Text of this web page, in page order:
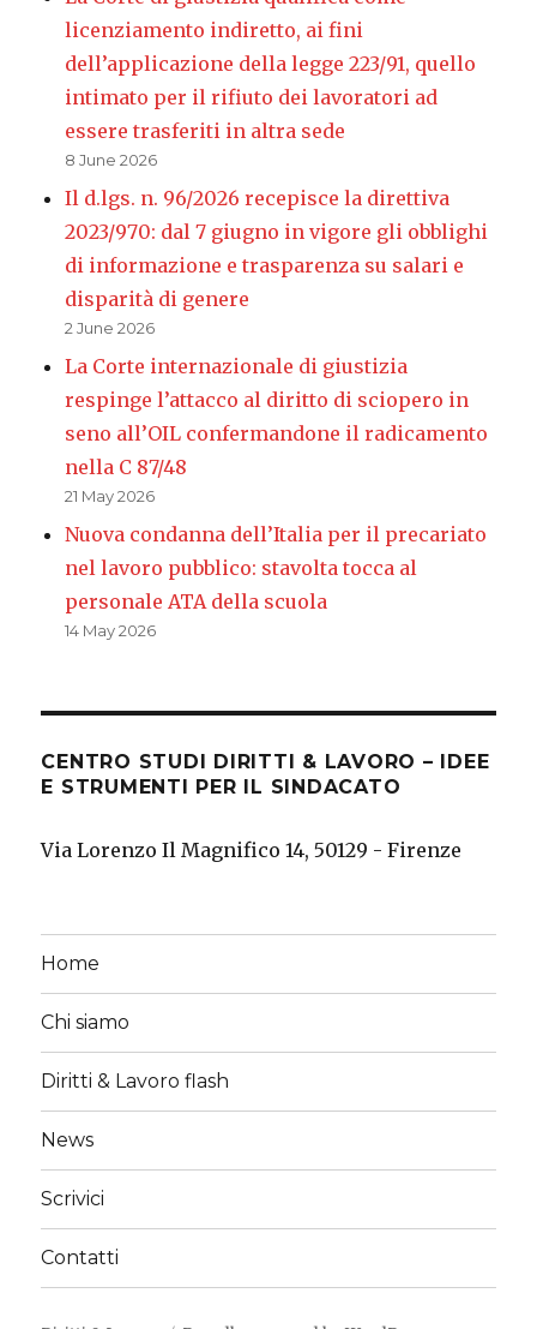
licenziamento indiretto, ai fini
dell’applicazione della legge 223/91, quello
intimato per il rifiuto dei lavoratori ad
essere trasferiti in altra sede
8 June 2026
Il d.lgs. n. 96/2026 recepisce la direttiva
2023/970: dal 7 giugno in vigore gli obblighi
di informazione e trasparenza su salari e
disparità di genere
2 June 2026
La Corte internazionale di giustizia
respinge l’attacco al diritto di sciopero in
seno all’OIL confermandone il radicamento
nella C 87/48
21 May 2026
Nuova condanna dell’Italia per il precariato
nel lavoro pubblico: stavolta tocca al
personale ATA della scuola
14 May 2026
CENTRO STUDI DIRITTI & LAVORO – IDEE
E STRUMENTI PER IL SINDACATO
Via Lorenzo Il Magnifico 14, 50129 - Firenze
Home
Chi siamo
Diritti & Lavoro flash
News
Scrivici
Contatti